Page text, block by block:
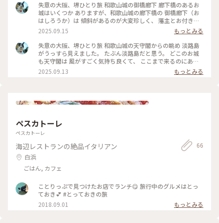
失意の大阪、堺ひとり旅 和歌山城の御橋廊下 廊下橋のあるお
城はいくつか ありますが、和歌山城の廊下橋の 御橋廊下（お
はしろうか）は 傾斜があるのが大変珍しく、 藩主とお付きの
人のみが通ることが できたそうです。 お城と御橋廊下とお堀
を一枚の写真に 収めることができました。 いい景色ですね。
実は、和歌山へ来るのに私やらかしまして😢 阪和線の紀州路
快速というのに乗り、 てっきり和歌山行きだと思ったら、 途
中で関西空港行きと和歌山行きとに 車両が切り離されるらし
く、 私は関空行きの方へ乗っていて、 用もないのに関空へ行
くところでした😢 慌ててりんくうタウンという駅で降りて、
市 #和歌山城 #御橋廊下
2025.09.15
もっとみる
失意の大阪、堺ひとり旅 和歌山城の天守閣からの眺め 淡路島
がうっすら見えました。 たぶん淡路島だと思う。 どこのお城
も天守閣は 風がすごく気持ち良くて、 ここまで来るのにあん
なに暑かったのに、 ここは別世界でした。 熱中症になりかけ
たので、 座って景色を見ながら少し休憩しました。 #和歌山県
2025.09.13 もっとみる
ペスカトーレ
ペスカトーレ
海辺レストランの絶品イタリアン
白浜
ごはん, カフェ
66
ことりっぷで見つけたお店でランチ😋 旅行中のグルメはとっ
ておき💕 #とっておきの旅
2018.09.01
もっとみる